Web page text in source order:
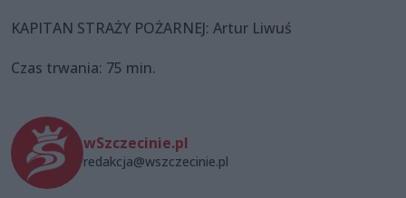
KAPITAN STRAŻY POŻARNEJ: Artur Liwuś
Czas trwania: 75 min.
wSzczecinie.pl
redakcja@wszczecinie.pl